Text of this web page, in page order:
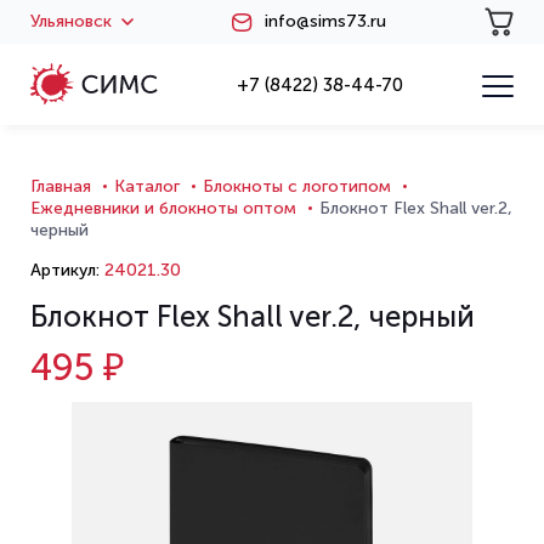
Ульяновск info@sims73.ru
+7 (8422) 38-44-70
Главная Каталог
Блокноты с логотипом
Ежедневники и блокноты оптом
Блокнот Flex Shall ver.2,
черный
Артикул: 24021.30
Блокнот Flex Shall ver.2, черный
495 ₽